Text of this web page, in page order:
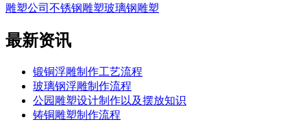
雕塑公司 不锈钢雕塑玻璃钢雕塑
最新资讯
锻铜浮雕制作工艺流程
玻璃钢浮雕制作流程
公园雕塑设计制作以及摆放知识
铸铜雕塑制作流程